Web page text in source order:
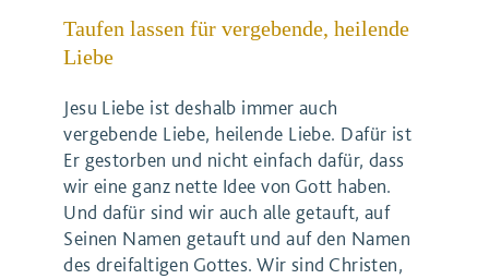
Taufen lassen für vergebende, heilende
Liebe
Jesu Liebe ist deshalb immer auch
vergebende Liebe, heilende Liebe. Dafür ist
Er gestorben und nicht einfach dafür, dass
wir eine ganz nette Idee von Gott haben.
Und dafür sind wir auch alle getauft, auf
Seinen Namen getauft und auf den Namen
des dreifaltigen Gottes. Wir sind Christen,